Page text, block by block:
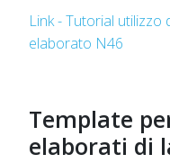
Link - Tutorial utilizzo
elaborato N46
Template
elaborati di